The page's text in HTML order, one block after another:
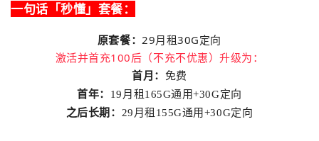
一句话 「秒懂」 套餐：
原套餐：29月租30G定向
激活并首充100后 （不充不优惠）升级为：
首月： 免费
首年： 19月租165G通用+30G定向
之后长期： 29月租155G通用+30G定向